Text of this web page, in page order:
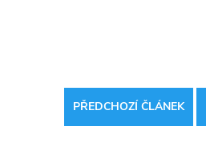
PŘEDCHOZÍ ČLÁNEK